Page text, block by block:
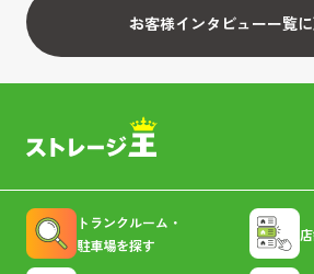
お客様インタビューー覧
トランクルーム・
駐車場を探す